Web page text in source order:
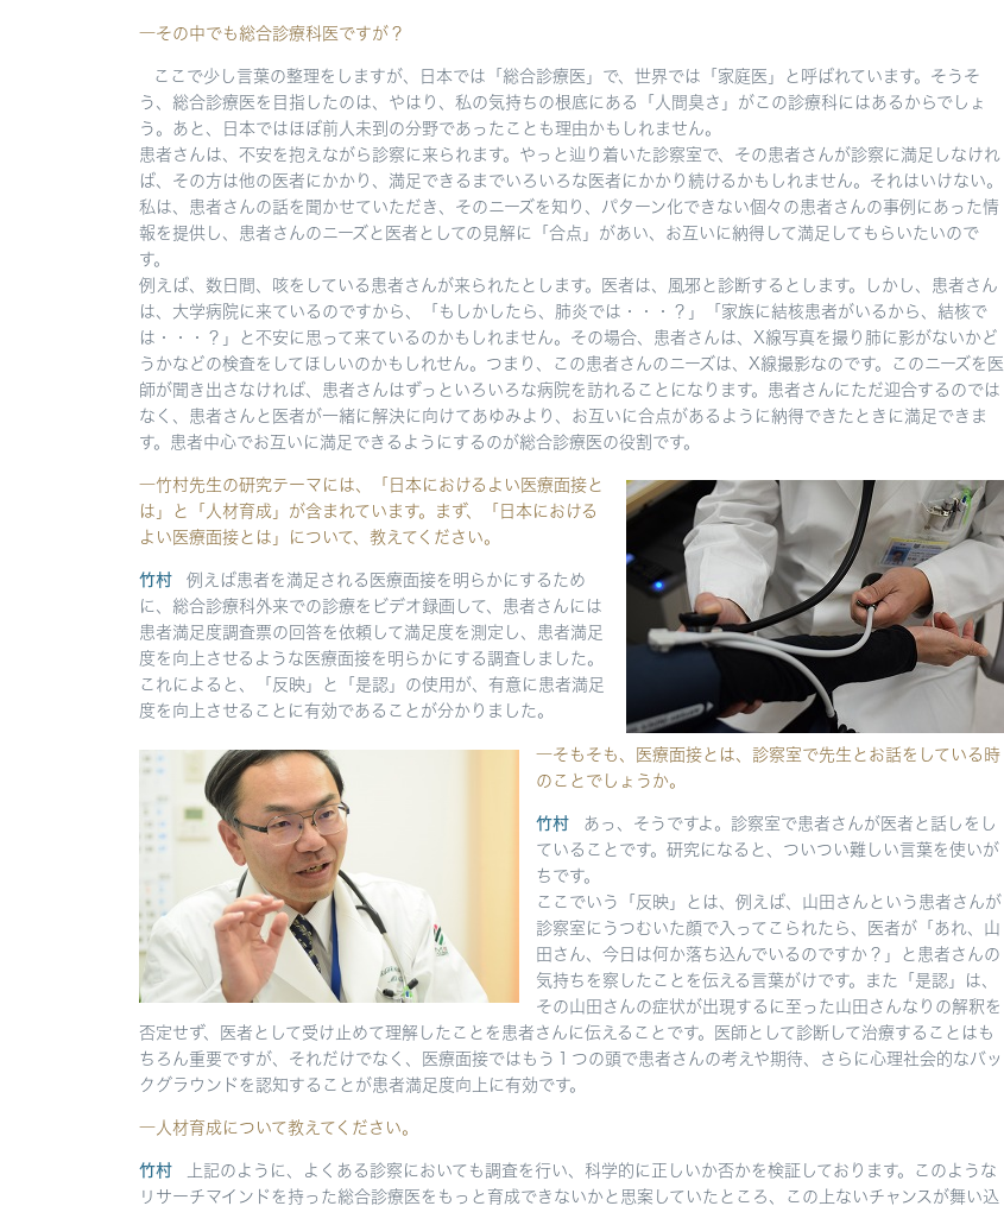
―その中でも総合診療科医ですが？
ここで少し言葉の整理をしますが、日本では「総合診療医」で、世界では「家庭医」と呼ばれています。そうそ
う、総合診療医を目指したのは、やはり、私の気持ちの根底にある「人間臭さ」がこの診療科にはあるからでしょ
う。あと、日本ではほぼ前人未到の分野であったことも理由かもしれません。
患者さんは、不安を抱えながら診察に来られます。やっと辿り着いた診察室で、その患者さんが診察に満足しなけれ
ば、その方は他の医者にかかり、満足できるまでいろいろな医者にかかり続けるかもしれません。それはいけない。
私は、患者さんの話を聞かせていただき、そのニーズを知り、パターン化できない個々の患者さんの事例にあった情
報を提供し、患者さんのニーズと医者としての見解に「合点」があい、お互いに納得して満足してもらいたいので
す。
例えば、数日間、咳をしている患者さんが来られたとします。医者は、風邪と診断するとします。しかし、患者さん
は、大学病院に来ているのですから、「もしかしたら、肺炎では・・・？」「家族に結核患者がいるから、結核で
は・・・？」と不安に思って来ているのかもしれません。その場合、患者さんは、X線写真を撮り肺に影がないかど
うかなどの検査をしてほしいのかもしれせん。つまり、この患者さんのニーズは、X線撮影なのです。このニーズを医
師が聞き出さなければ、患者さんはずっといろいろな病院を訪れることになります。患者さんにただ迎合するのでは
なく、患者さんと医者が一緒に解決に向けてあゆみより、お互いに合点があるように納得できたときに満足できま
す。患者中心でお互いに満足できるようにするのが総合診療医の役割です。
―竹村先生の研究テーマには、「日本におけるよい医療面接と
は」と「人材育成」が含まれています。まず、「日本における
よい医療面接とは」について、教えてください。
竹村
例えば患者を満足される医療面接を明らかにするため
に、総合診療科外来での診療をビデオ録画して、患者さんには
患者満足度調査票の回答を依頼して満足度を測定し、患者満足
度を向上させるような医療面接を明らかにする調査しました。
これによると、「反映」と「是認」の使用が、有意に患者満足
度を向上させることに有効であることが分かりました。
―そもそも、医療面接とは、診察室で先生とお話をしている時
のことでしょうか。
竹村
あっ、そうですよ。診察室で患者さんが医者と話しをし
ていることです。研究になると、ついつい難しい言葉を使いが
ちです。
ここでいう「反映」とは、例えば、山田さんという患者さんが
診察室にうつむいた顔で入ってこられたら、医者が「あれ、山
田さん、今日は何か落ち込んでいるのですか？」と患者さんの
気持ちを察したことを伝える言葉がけです。また「是認」は、
その山田さんの症状が出現するに至った山田さんなりの解釈を
否定せず、医者として受け止めて理解したことを患者さんに伝えることです。医師として診断して治療することはも
ちろん重要ですが、それだけでなく、医療面接ではもう１つの頭で患者さんの考えや期待、さらに心理社会的なバッ
クグラウンドを認知することが患者満足度向上に有効です。
―人材育成について教えてください。
竹村
上記のように、よくある診察においても調査を行い、科学的に正しいか否かを検証しております。このような
リサーチマインドを持った総合診療医をもっと育成できないかと思案していたところ、この上ないチャンスが舞い込